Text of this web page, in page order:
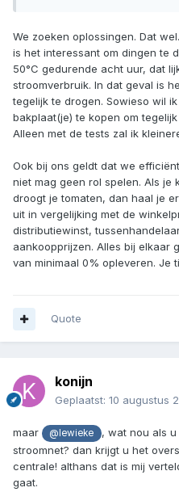
We zoeken oplossingen. Dat
is het interessant om dingen te
50°C gedurende acht uur, dat
stroomverbruik. In dat geval is
tegelijk te drogen. Sowieso wil
bakplaat(je) te kopen om
Alleen met de tests zal ik
Ook bij ons geldt dat we
niet mag geen rol spelen. Als je
droogt je tomaten, dan haal je
uit in vergelijking met de
distributiewinst,
aankoopprijzen. Alles bij elkaar
van minimaal 0% opleveren. Je
Quote
konijn
Geplaatst: 10 augustus
maar @lewieke
, wat nou als
stroomnet? dan krijgt u het
centrale! althans dat is mij
gaat.